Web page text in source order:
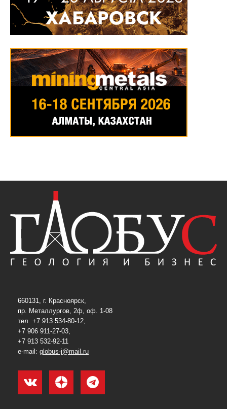
660131, г. Красноярск,
пр. Металлургов, 2ф, оф. 1-08
тел. +7 913 534-80-12,
+7 906 911-27-03,
+7 913 532-92-11
e-mail: globus-j@mail.ru